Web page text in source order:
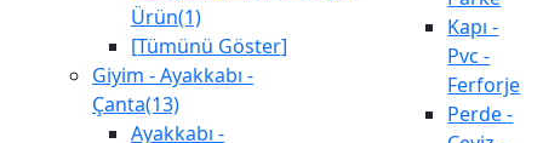
Ürün(1)
[Tümünü Göster]
Giyim - Ayakkabı -
Çanta(13)
Ayakkabı -
Kapı -
Pvc -
Ferforje
Perde -